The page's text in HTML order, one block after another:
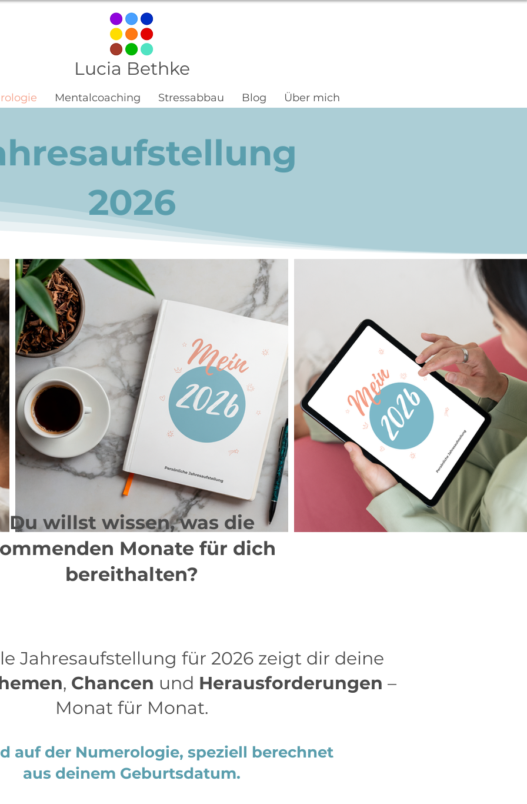
Lucia Bethke
Mentalcoaching Stressabbau Blog Über mich
2026
Du willst wissen, was die
Monate für dich
bereithalten?
Jahresaufstellung für 2026 zeigt dir deine
, Chancen und Herausforderungen –
Monat für Monat.
auf der Numerologie, speziell berechnet
aus deinem Geburtsdatum.